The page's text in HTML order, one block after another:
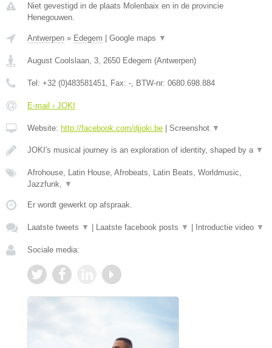
Niet gevestigd in de plaats Molenbaix en in de provincie
Henegouwen.
Antwerpen » Edegem Google maps ▼
August Coolslaan, 3 2650 Edegem (Antwerpen)
Tel: +32 (0)483581451 , Fax: - , BTW-nr: 0680.698.884
E-mail › JOKI
Website: http://facebook.com/djjoki.be Screenshot ▼
JOKI's musical journey is an exploration of identity, shaped by a ▼
Afrohouse, Latin House, Afrobeats, Latin Beats, Worldmusic,
Jazzfunk,
▼
Er wordt gewerkt op afspraak.
Laatste tweets ▼ Laatste facebook posts ▼ Introductie video ▼
Sociale media: